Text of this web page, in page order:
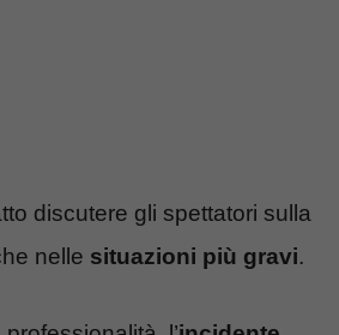
discutere gli spettatori sulla
nelle situazioni più gravi.